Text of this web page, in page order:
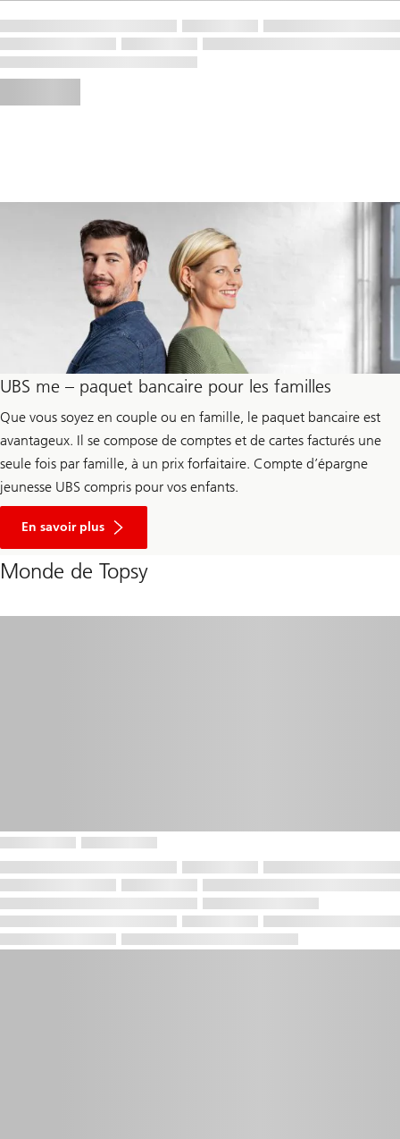
UBS me – paquet bancaire pour les familles
Que vous soyez en couple ou en famille, le paquet bancaire est
avantageux. Il se compose de comptes et de cartes facturés une
seule fois par famille, à un prix forfaitaire. Compte d’épargne
jeunesse UBS compris pour vos enfants.
En savoir plus
Monde de Topsy